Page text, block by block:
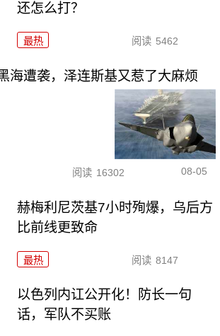
还怎么打？
最热 阅读 5462
海遭袭，泽连斯基又惹了大麻烦
阅读 16302 08-05
赫梅利尼茨基7小时殉爆，乌后方
比前线更致命
最热 阅读 8147
以色列内讧公开化！防长一句
话，军队不买账